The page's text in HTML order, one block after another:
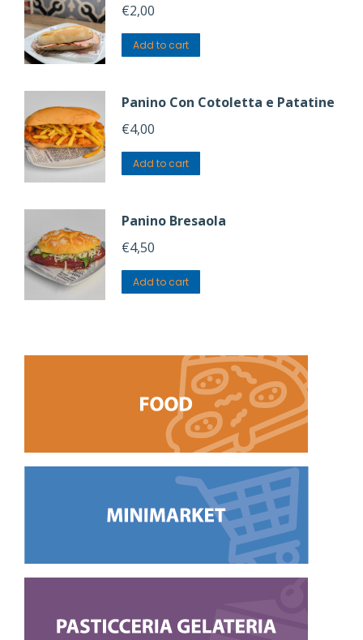
€2,00
Add to cart
Panino Con Cotoletta e Patatine
€4,00
Add to cart
Panino Bresaola
€4,50
Add to cart